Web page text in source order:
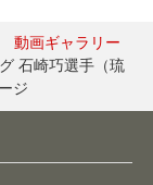
動画ギャラリー
石崎巧選手（琉
ジ